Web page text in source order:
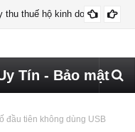
thu thuế hộ kinh doanh
đã
Tín - Bảo mật
đầu tiên không dùng USB